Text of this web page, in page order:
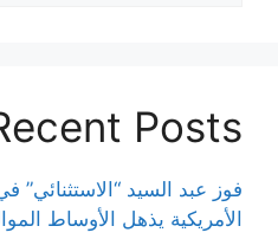
Posts
فوز عبد السيد “الاستثنائي”
الأمريكية يذهل الأوساط